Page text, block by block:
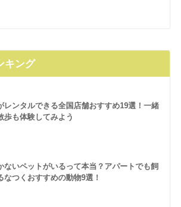
キング
レンタルできる全国店舗おすすめ19選！一緒
歩も体験してみよう
ないペットがいるって本当？アパートでも飼
なつくおすすめの動物9選！